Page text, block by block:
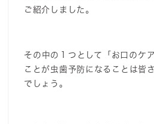
ご紹介しました。
その中の１つとして「お口のケ
ことが虫歯予防になることは皆
でしょう。